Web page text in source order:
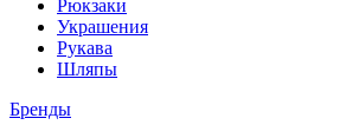
Рюкзаки
Украшения
Рукава
Шляпы
Бренды